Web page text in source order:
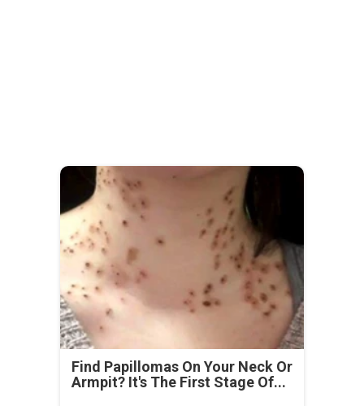
Find Papillomas On Your Neck Or
Armpit? It's The First Stage Of...